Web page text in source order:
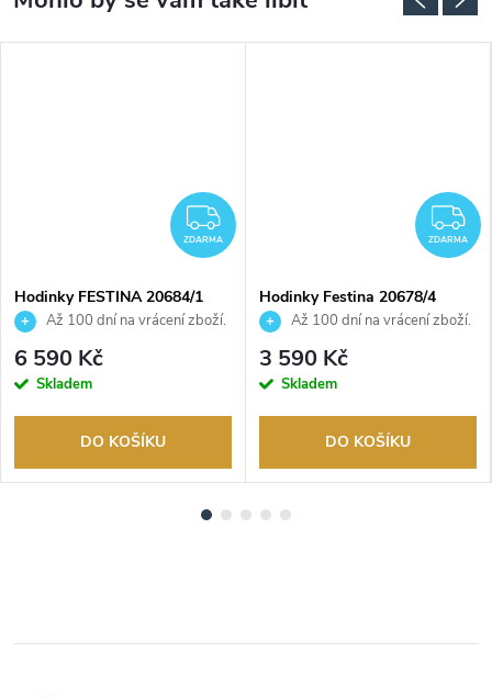
ZDARMA
ZDARMA
Hodinky FESTINA 20684/1
Až 100 dní na vrácení zboží.
Autorizovaný prodejce.
6 590 Kč
Skladem
DO KOŠÍKU
ZDARMA
Hodinky Festina 20678/4
Až 100 dní na vrácení zboží.
Autorizovaný prodejce.
3 590 Kč
Skladem
DO KOŠÍKU